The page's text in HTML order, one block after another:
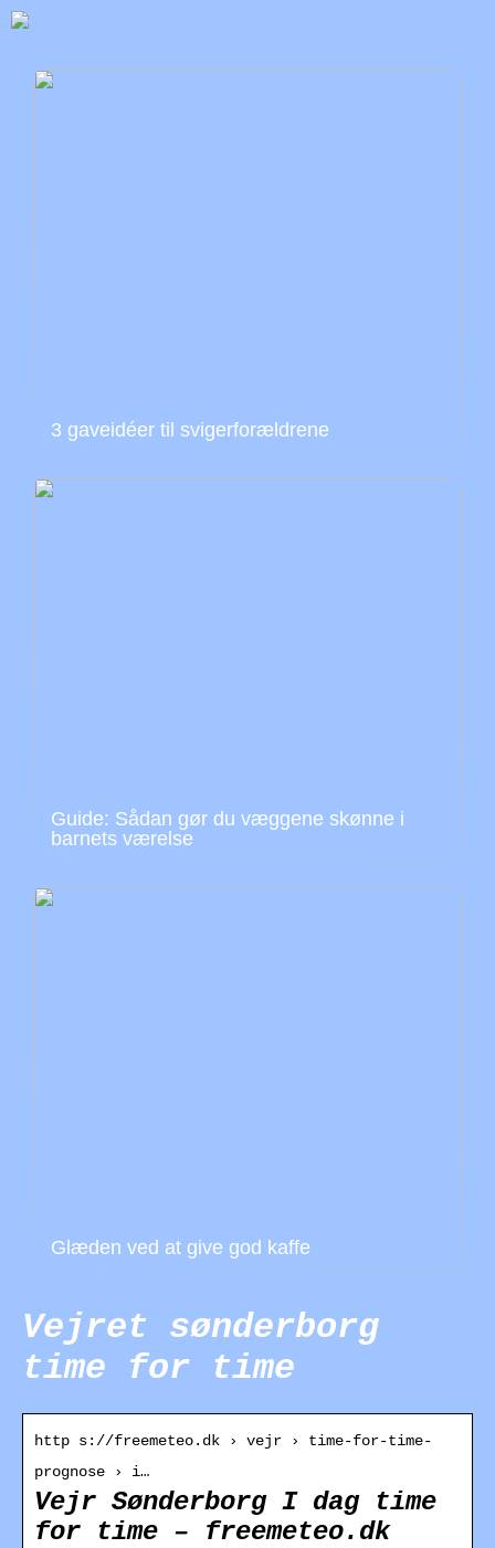
3 gaveidéer til svigerforældrene
Guide: Sådan gør du væggene skønne i
barnets værelse
Glæden ved at give god kaffe
Vejret sønderborg
time for time
http s://freemeteo.dk › vejr › time-for-time-
prognose › i…
Vejr Sønderborg I dag time
for time – freemeteo.dk